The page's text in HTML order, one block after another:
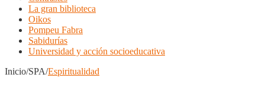
La gran biblioteca
Oikos
Pompeu Fabra
Sabidurías
Universidad y acción socioeducativa
Inicio/SPA/Espiritualidad